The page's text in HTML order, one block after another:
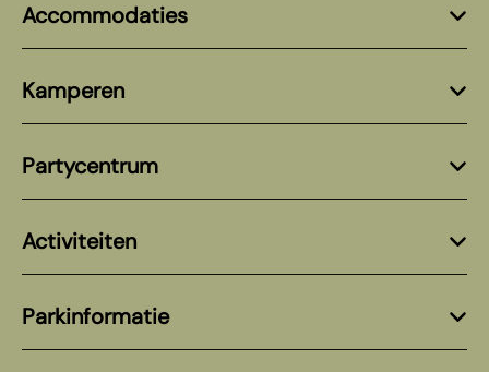
Accommodaties
Kamperen
Partycentrum
Activiteiten
Parkinformatie